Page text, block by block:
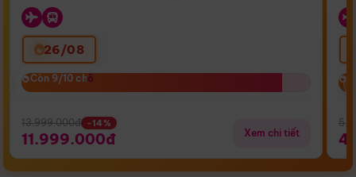
26/08
Còn 9/10 chỗ
Còn 9/10 chỗ
13.999.000đ -14%
11.999.000đ Xem chi tiết